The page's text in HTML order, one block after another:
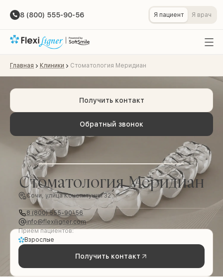
8 (800) 555-90-56 Я пациент Я врач
Главная Клиники Стоматология Меридиан
Обратный звонок
Получить контакт
Стоматология Меридиан
Сочи, улица Конституции 32
8 (800) 555-90-56
info@flexiligner.com
Приём пациентов:
Взрослые
Получить контакт